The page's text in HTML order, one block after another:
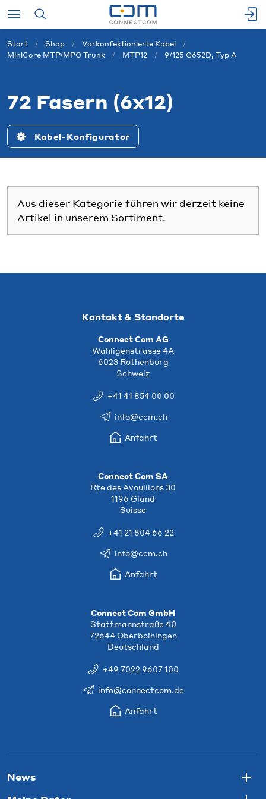
Start Shop
Vorkonfektionierte Kabel
MiniCore MTP/MPO Trunk
MTP12 9/125 G652D, Typ A
72 Fasern (6x12)
Kabel-Konfigurator
Aus dieser Kategorie führen wir derzeit keine
Artikel in unserem Sortiment.
Kontakt & Standorte
Connect Com AG
Wahligenstrasse 4A
6023 Rothenburg
Schweiz
+41 41 854 00 00
info@ccm.ch
Anfahrt
Connect Com SA
Rte des Avouillons 30
1196 Gland
Suisse
+41 21 804 66 22
info@ccm.ch
Anfahrt
Connect Com GmbH
Stattmannstraße 40
72644 Oberboihingen
Deutschland
+49 7022 9607 100
info@connectcom.de
Anfahrt
News